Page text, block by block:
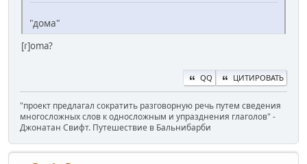
"дома"
[ɾ]oma?
QQ ЦИТИРОВАТЬ
"проект предлагал сократить разговорную речь путем сведения
многосложных слов к односложным и упразднения глаголов" -
Джонатан Свифт. Путешествие в Бальнибарби